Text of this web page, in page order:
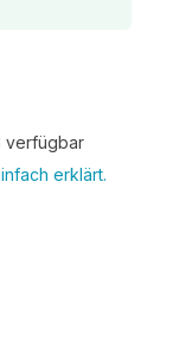
verfügbar
erklärt.